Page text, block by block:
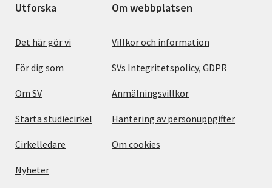
Utforska
Det här gör vi
För dig som
Om SV
Starta studiecirkel
Cirkelledare
Nyheter
Om webbplatsen
Villkor och information
SVs Integritetspolicy, GDPR
Anmälningsvillkor
Hantering av personuppgifter
Om cookies